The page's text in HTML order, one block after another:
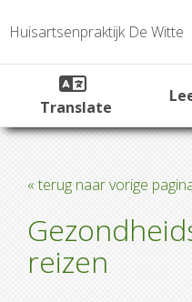
Huisartsenpraktijk De Witte
Translate
« terug naar vorige
reizen